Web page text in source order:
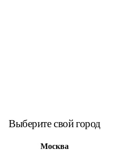
Выберите свой город
Москва